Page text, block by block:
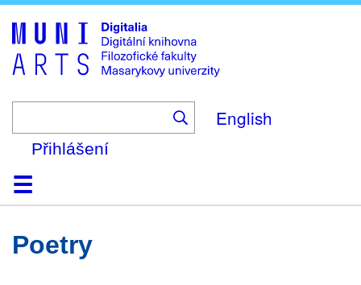
to
main
content
English
Přihlášení
DomůKolekce
Prohlížení
Vyhledávání
O platformě
Nápověda
KontaktDigitalia
poetry